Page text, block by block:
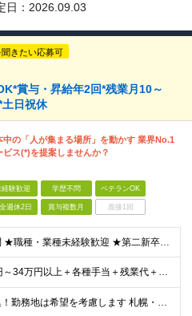
日： 2026.09.03
聞きたい応募可
賞与・昇給年2回*残業月10～
日祝休
中の「人が集まる場所」を動かす 業界No.1
ビス(*)を提案しませんか？
経験歓迎 学歴不問 ベテランOK
週休2日 賞与複数月 面接1回
★学歴不問 ★職種・業種未経験歓迎 ★第二新卒歓迎 ＜こんな方にオススメ＞ ◎一つの商材ではなく、幅広い提案で勝負したい ◎成長企業でスケールの大きい仕事に挑戦したい ◎実力を評価されたい＆腰を据え
月給25万円～34万円以上＋各種手当＋残業代＋賞与年2回 初年度想定年収：348万円～ ※経験・能力を考慮のうえ優遇します。 ※上記にはエリア給（10,000円～15,000円）、見込み残業代（20
┃全国募集！勤務地は希望を考慮します 札幌・仙台・東京・横浜・金沢・名古屋・大阪・京都・広島・福岡 募集 ※上記のほか、全国に拠点あり ※キャリアアップやキャリアシフトに伴う転勤も一部ありますが、基